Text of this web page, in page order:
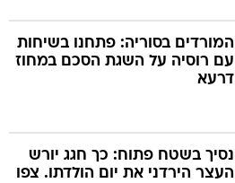
המורדים בסוריה: פתחנו בשיחות
עם רוסיה על השגת הסכם במחוז
דרעא
נסיך בשטח פתוח: כך חגג יורש
העצר הירדני את יום הולדתו. צפו